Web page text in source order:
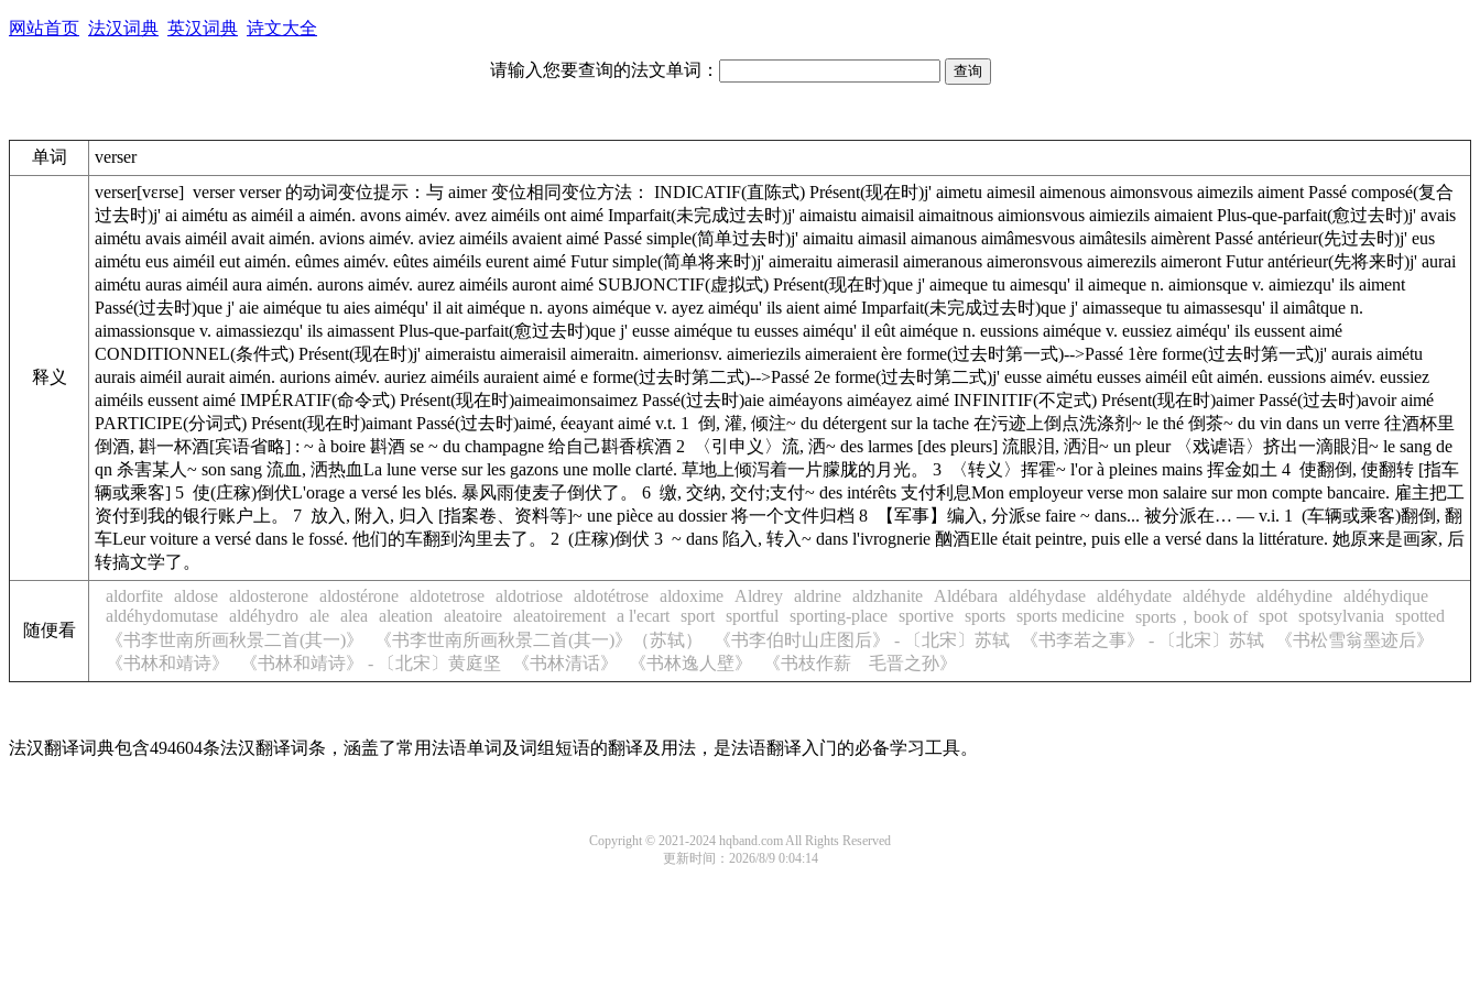
网站首页 法汉词典 英汉词典 诗文大全
请输入您要查询的法文单词：
单词 verser
释义
verser[vεrse] verser verser 的动词变位提示：与 aimer 变位相同变位方法： INDICATIF(直陈式) Présent(现在时)j' aimetu aimesil aimenous aimonsvous aimezils aiment Passé composé(复合
过去时)j' ai aimétu as aiméil a aimén. avons aimév. avez aiméils ont aimé Imparfait(未完成过去时)j' aimaistu aimaisil aimaitnous aimionsvous aimiezils aimaient Plus-que-parfait(愈过去时)j' avais
aimétu avais aiméil avait aimén. avions aimév. aviez aiméils avaient aimé Passé simple(简单过去时)j' aimaitu aimasil aimanous aimâmesvous aimâtesils aimèrent Passé antérieur(先过去时)j' eus
aimétu eus aiméil eut aimén. eûmes aimév. eûtes aiméils eurent aimé Futur simple(简单将来时)j' aimeraitu aimerasil aimeranous aimeronsvous aimerezils aimeront Futur antérieur(先将来时)j' aurai
aimétu auras aiméil aura aimén. aurons aimév. aurez aiméils auront aimé SUBJONCTIF(虚拟式) Présent(现在时)que j' aimeque tu aimesqu' il aimeque n. aimionsque v. aimiezqu' ils aiment
Passé(过去时)que j' aie aiméque tu aies aiméqu' il ait aiméque n. ayons aiméque v. ayez aiméqu' ils aient aimé Imparfait(未完成过去时)que j' aimasseque tu aimassesqu' il aimâtque n.
aimassionsque v. aimassiezqu' ils aimassent Plus-que-parfait(愈过去时)que j' eusse aiméque tu eusses aiméqu' il eût aiméque n. eussions aiméque v. eussiez aiméqu' ils eussent aimé
CONDITIONNEL(条件式) Présent(现在时)j' aimeraistu aimeraisil aimeraitn. aimerionsv. aimeriezils aimeraient ère forme(过去时第一式)-->Passé 1ère forme(过去时第一式)j' aurais aimétu
aurais aiméil aurait aimén. aurions aimév. auriez aiméils auraient aimé e forme(过去时第二式)-->Passé 2e forme(过去时第二式)j' eusse aimétu eusses aiméil eût aimén. eussions aimév. eussiez
aiméils eussent aimé IMPÉRATIF(命令式) Présent(现在时)aimeaimonsaimez Passé(过去时)aie aiméayons aiméayez aimé INFINITIF(不定式) Présent(现在时)aimer Passé(过去时)avoir aimé
PARTICIPE(分词式) Présent(现在时)aimant Passé(过去时)aimé, éeayant aimé v.t. 1 倒, 灌, 倾注~ du détergent sur la tache 在污迹上倒点洗涤剂~ le thé 倒茶~ du vin dans un verre 往酒杯里
倒酒, 斟一杯酒[宾语省略] : ~ à boire 斟酒 se ~ du champagne 给自己斟香槟酒 2 〈引申义〉流, 洒~ des larmes [des pleurs] 流眼泪, 洒泪~ un pleur 〈戏谑语〉挤出一滴眼泪~ le sang de
qn 杀害某人~ son sang 流血, 洒热血La lune verse sur les gazons une molle clarté. 草地上倾泻着一片朦胧的月光。 3 〈转义〉挥霍~ l'or à pleines mains 挥金如土 4 使翻倒, 使翻转 [指车
辆或乘客] 5 使(庄稼)倒伏L'orage a versé les blés. 暴风雨使麦子倒伏了。 6 缴, 交纳, 交付;支付~ des intérêts 支付利息Mon employeur verse mon salaire sur mon compte bancaire. 雇主把工
资付到我的银行账户上。 7 放入, 附入, 归入 [指案卷、资料等]~ une pièce au dossier 将一个文件归档 8 【军事】编入, 分派se faire ~ dans... 被分派在… — v.i. 1 (车辆或乘客)翻倒, 翻
车Leur voiture a versé dans le fossé. 他们的车翻到沟里去了。 2 (庄稼)倒伏 3 ~ dans 陷入, 转入~ dans l'ivrognerie 酗酒Elle était peintre, puis elle a versé dans la littérature. 她原来是画家, 后
转搞文学了。
随便看
aldorfite aldose aldosterone aldostérone aldotetrose aldotriose aldotétrose aldoxime Aldrey aldrine aldzhanite Aldébara aldéhydase aldéhydate aldéhyde aldéhydine aldéhydique
aldéhydomutase aldéhydro ale alea aleation aleatoire aleatoirement a l'ecart sport sportful sporting-place sportive sports sports medicine sports，book of spot spotsylvania
spotted
《书李世南所画秋景二首(其一)》
《书李世南所画秋景二首(其一)》（苏轼） 《书李伯时山庄图后》 - 〔北宋〕苏轼 《书李若之事》 - 〔北宋〕苏轼
《书松雪翁墨迹后》
《书林和靖诗》
《书林和靖诗》 - 〔北宋〕黄庭坚 《书林清话》 《书林逸人壁》 《书枝作薪 毛晋之孙》
法汉翻译词典包含494604条法汉翻译词条，涵盖了常用法语单词及词组短语的翻译及用法，是法语翻译入门的必备学习工具。
Copyright © 2021-2024 hqband.com All Rights Reserved
更新时间：2026/8/9 0:04:14